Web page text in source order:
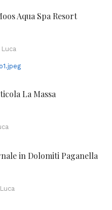
Aqua Spa Resort
La Massa
in Dolomiti Paganella